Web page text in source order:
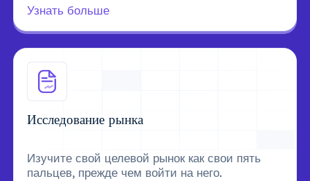
Узнать больше
Исследование рынка
Изучите свой целевой рынок как свои пять
пальцев, прежде чем войти на него.